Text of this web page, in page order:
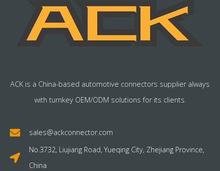
ACK is a China-based automotive connectors supplier always
with turnkey OEM/ODM solutions for its clients.
sales@ackconnector.com
No.3732, Liujiang Road, Yueqing City, Zhejiang Province,
China